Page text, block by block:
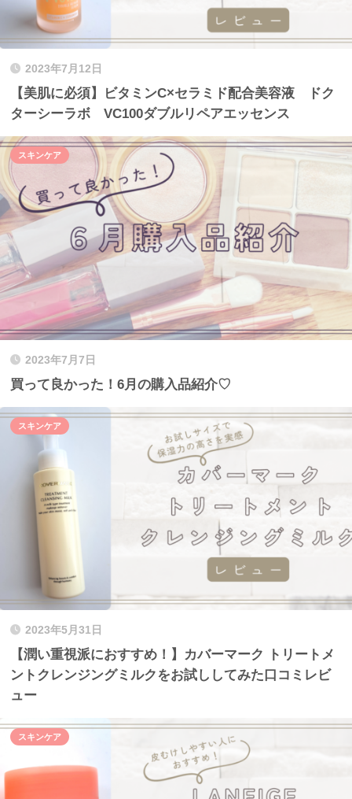
2023年7月12日
【美肌に必須】ビタミンC×セラミド配合美容液 ドク
ターシーラボ VC100ダブルリペアエッセンス
2023年7月7日
買って良かった！6月の購入品紹介♡
スキンケア
2023年5月31日
【潤い重視派におすすめ！】カバーマーク トリートメ
ントクレンジングミルクをお試ししてみた口コミレビ
ュー
スキンケア
スキンケア